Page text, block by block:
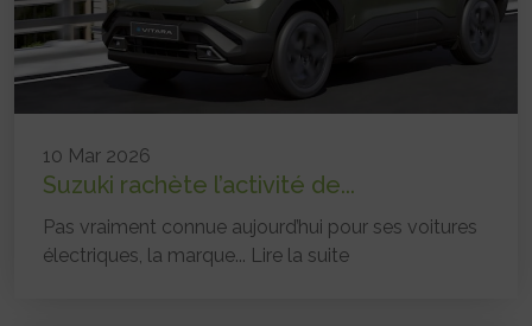
10 Mar 2026
Suzuki rachète l’activité de...
Pas vraiment connue aujourd’hui pour ses voitures
électriques, la marque... Lire la suite